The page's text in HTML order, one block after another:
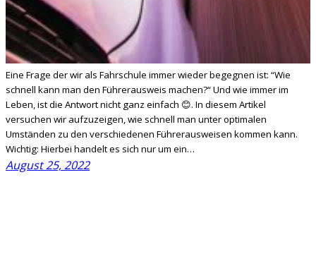
Eine Frage der wir als Fahrschule immer wieder begegnen ist: “Wie
schnell kann man den Führerausweis machen?“ Und wie immer im
Leben, ist die Antwort nicht ganz einfach 😊. In diesem Artikel
versuchen wir aufzuzeigen, wie schnell man unter optimalen
Umständen zu den verschiedenen Führerausweisen kommen kann.
Wichtig: Hierbei handelt es sich nur um ein…
August 25, 2022